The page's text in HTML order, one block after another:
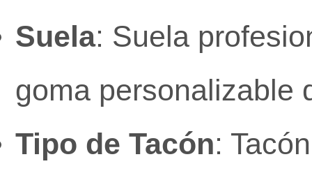
Suela: Suela
goma personalizable
Tipo de Tacón: